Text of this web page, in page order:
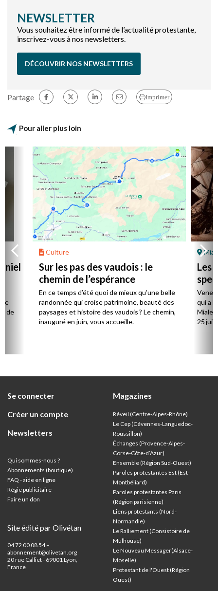
NEWSLETTER
Vous souhaitez être informé de l’actualité protestante,
inscrivez-vous à nos newsletters.
DÉCOUVRIR NOS NEWSLETTERS
Partage Imprimer
Pour aller plus loin
de
Culture
Sur les pas des vaudois : le
chemin de l’espérance
En ce temps d’été quoi de mieux qu’une belle
randonnée qui croise patrimoine, beauté des
paysages et histoire des vaudois ? Le chemin,
inauguré en juin, vous accueille.
Les
qui a
25
Se connecter
Créer un compte
Newsletters
Qui sommes-nous ?
Abonnements (boutique)
FAQ - aide en ligne
Régie publicitaire
Faire un don
Site édité par Olivétan
04 72 00 08 54 –
abonnement@olivetan.org
20 rue Calliet - 69001 Lyon,
France
Magazines
Réveil (Centre-Alpes-Rhône)
Le Cep (Cévennes-Languedoc-
Roussillon)
Échanges (Provence-Alpes-
Corse-Côte-d’Azur)
Ensemble (Région Sud-Ouest)
Paroles protestantes Est (Est-
Montbéliard)
Paroles protestantes Paris
(Région parisienne)
Liens protestants (Nord-
Normandie)
Le Ralliement (Consistoire de
Mulhouse)
Le Nouveau Messager(Alsace-
Moselle)
Protestant de l'Ouest (Région
Ouest)